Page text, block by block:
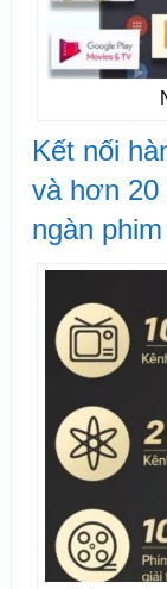
Kết nối
và hơn 20
ngàn